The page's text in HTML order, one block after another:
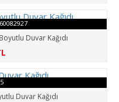
Duvar Kağıdı
Duvar Kağıdı